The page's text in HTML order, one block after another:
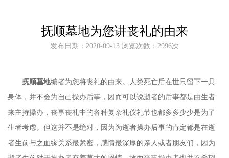
抚顺墓地为您讲丧礼的由来
发布日期：2020-09-13 浏览次数：2996次
抚顺墓地编者为您将丧礼的由来。人类死亡后在世只留下一具
身体，并不会为自己操办后事，因而可以说逝者的后事都是由生者
来主持操办，丧事丧礼中的各种复杂礼仪礼节也都多多少少是为了
生者考虑。但这并不是绝对，因为为逝者操办后事的肯定都是在逝
者生前与之血缘关系最紧密，感情最深厚的亲人或者朋友们，因为